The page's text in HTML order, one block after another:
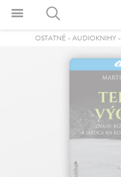
OSTATNÉ- AUDIOKNIHY-